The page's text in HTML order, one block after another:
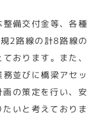
備交付金等、各種
2路線の計8路線の
おります。また、
並びに橋梁アセッ
の策定を行い、安
いと考えておりま